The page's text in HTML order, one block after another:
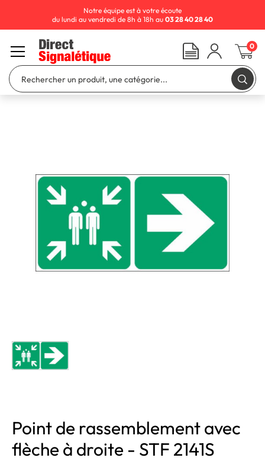
Point de rassemblement avec
flèche à droite - STF 2141S
Notre équipe est à votre écoute
du lundi au vendredi de 8h à 18h au 03 28 40 28 40
0